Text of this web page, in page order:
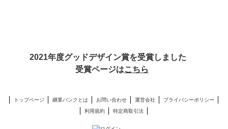
2021年度グッドデザイン賞を受賞しました
受賞ページはこちら
トップページ 継業バンクとは お問い合わせ 運営会社 プライバシーポリシー
利用規約 特定商取引法